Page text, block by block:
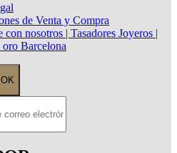
de Venta y Compra
con nosotros | Tasadores Joyeros |
Barcelona